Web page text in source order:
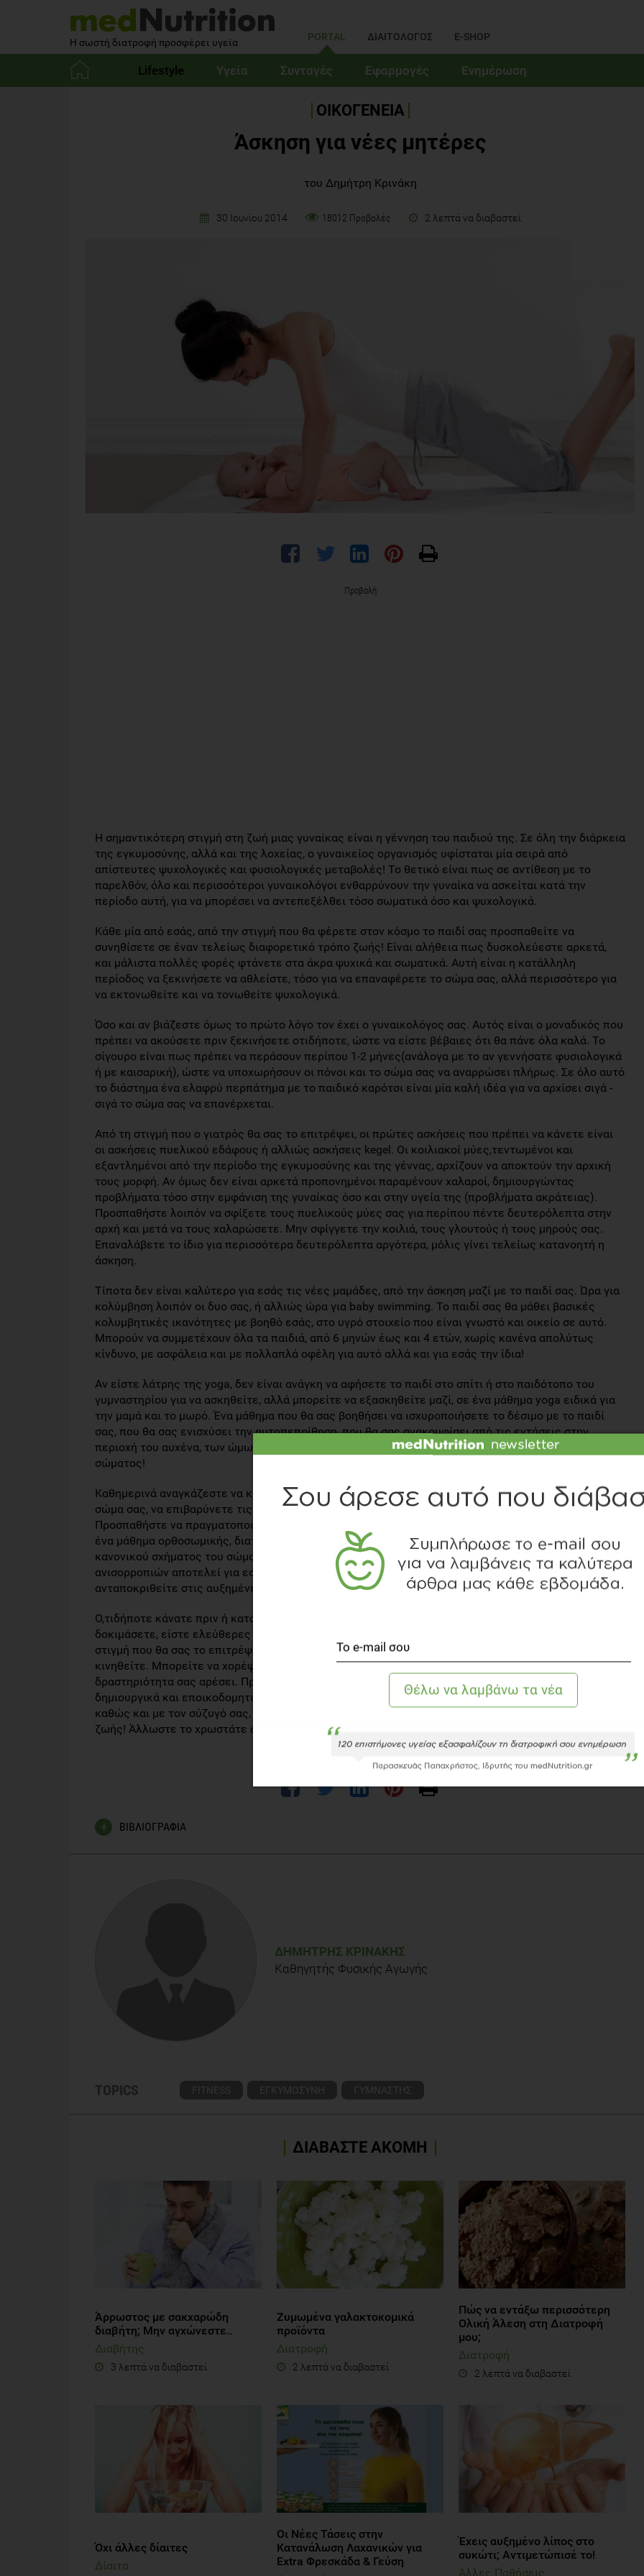
Η σωστή διατροφή προσφέρει υγεία PORTAL ΔΙΑΙΤΟΛΟΓΟΣ E-SHOP
Lifestyle Υγεία Συνταγές Εφαρμογές Ενημέρωση
ΟΙΚΟΓΕΝΕΙΑ
Άσκηση για νέες μητέρες
του Δημήτρη Κρινάκη
30 Ιουνίου 2014 18012 Προβολές 2 λεπτά να διαβαστεί
Προβολή
Η σημαντικότερη στιγμή στη ζωή μιας γυναίκας είναι η γέννηση του παιδιού της. Σε όλη την διάρκεια
της εγκυμοσύνης, αλλά και της λοχείας, ο γυναικείος οργανισμός υφίσταται μία σειρά από
απίστευτες ψυχολογικές και φυσιολογικές μεταβολές! Το θετικό είναι πως σε αντίθεση με το
παρελθόν, όλο και περισσότεροι γυναικολόγοι ενθαρρύνουν την γυναίκα να ασκείται κατά την
περίοδο αυτή, για να μπορέσει να αντεπεξέλθει τόσο σωματικά όσο και ψυχολογικά.
Κάθε μία από εσάς, από την στιγμή που θα φέρετε στον κόσμο το παιδί σας προσπαθείτε να
συνηθίσετε σε έναν τελείως διαφορετικό τρόπο ζωής! Είναι αλήθεια πως δυσκολεύεστε αρκετά,
και μάλιστα πολλές φορές φτάνετε στα άκρα ψυχικά και σωματικά. Αυτή είναι η κατάλληλη
περίοδος να ξεκινήσετε να αθλείστε, τόσο για να επαναφέρετε το σώμα σας, αλλά περισσότερο για
να εκτονωθείτε και να τονωθείτε ψυχολογικά.
Όσο και αν βιάζεστε όμως το πρώτο λόγο τον έχει ο γυναικολόγος σας. Αυτός είναι ο μοναδικός που
πρέπει να ακούσετε πριν ξεκινήσετε οτιδήποτε, ώστε να είστε βέβαιες ότι θα πάνε όλα καλά. Το
σίγουρο είναι πως πρέπει να περάσουν περίπου 1-2 μήνες(ανάλογα με το αν γεννήσατε φυσιολογικά
ή με καισαρική), ώστε να υποχωρήσουν οι πόνοι και το σώμα σας να αναρρώσει πλήρως. Σε όλο αυτό
το διάστημα ένα ελαφρύ περπάτημα με το παιδικό καρότσι είναι μία καλή ιδέα για να αρχίσει σιγά -
σιγά το σώμα σας να επανέρχεται.
Από τη στιγμή που ο γιατρός θα σας το επιτρέψει, οι πρώτες ασκήσεις που πρέπει να κάνετε είναι
οι ασκήσεις πυελικού εδάφους ή αλλιώς ασκήσεις kegel. Οι κοιλιακοί μύες,τεντωμένοι και
εξαντλημένοι από την περίοδο της εγκυμοσύνης και της γέννας, αρχίζουν να αποκτούν την αρχική
τους μορφή. Αν όμως δεν είναι αρκετά προπονημένοι παραμένουν χαλαροί, δημιουργώντας
προβλήματα τόσο στην εμφάνιση της γυναίκας όσο και στην υγεία της (προβλήματα ακράτειας).
Προσπαθήστε λοιπόν να σφίξετε τους πυελικούς μύες σας για περίπου πέντε δευτερόλεπτα στην
αρχή και μετά να τους χαλαρώσετε. Μην σφίγγετε την κοιλιά, τους γλουτούς ή τους μηρούς σας.
Επαναλάβετε το ίδιο για περισσότερα δευτερόλεπτα αργότερα, μόλις γίνει τελείως κατανοητή η
άσκηση.
Τίποτα δεν είναι καλύτερο για εσάς τις νέες μαμάδες, από την άσκηση μαζί με το παιδί σας. Ώρα για
κολύμβηση λοιπόν οι δυο σας, ή αλλιώς ώρα για baby swimming. Το παιδί σας θα μάθει βασικές
κολυμβητικές ικανότητες με βοηθό εσάς, στο υγρό στοιχείο που είναι γνωστό και οικείο σε αυτό.
Μπορούν να συμμετέχουν όλα τα παιδιά, από 6 μηνών έως και 4 ετών, χωρίς κανένα απολύτως
κίνδυνο, με ασφάλεια και με πολλαπλά οφέλη για αυτό αλλά και για εσάς την ίδια!
Αν είστε λάτρης της yoga, δεν είναι ανάγκη να αφήσετε το παιδί στο σπίτι ή στο παιδότοπο του
γυμναστηρίου για να ασκηθείτε, αλλά μπορείτε να εξασκηθείτε μαζί, σε ένα μάθημα yoga ειδικά για
την μαμά και το μωρό. Ένα μάθημα που θα σας βοηθήσει να ισχυροποιήσετε το δέσιμο με το παιδί
σας, που θα σας ενισχύσει την αυτοπεποίθηση, που θα σας ανακουφίσει από τις εντάσεις στην
περιοχή του αυχένα, των ώμων και τηςπλάτης και θα δυναμώσει τις αδύναμες περιοχές του
σώματος!
Καθημερινά αναγκάζεστε να κουβαλάτε βάρος, να θηλάζετε, να παίρνετε περίεργες θέσεις με το
σώμα σας, να επιβαρύνετε τις αρθρώσεις σας, τον αυχένα σας, την μέσησας και τα γόνατά σας.
Προσπαθήστε να πραγματοποιείται συχνά απλές διατατικές ασκήσεις στο σπίτι ή παρακολουθείστε
ένα μάθημα ορθοσωμικής, διατάσεων ή pilatesστο κοντινό σας γυμναστήριο. Η αποκατάσταση του
κανονικού σχήματος του σώματός σας και η πρόληψη -αποκατάσταση των μυοσκελετικών
ανισορροπιών αποτελεί για εσάς προτεραιότητα, για να συνεχίσετε να έχετε μία υγιή ζωή και να
ανταποκριθείτε στις αυξημένες απαιτήσεις της μητρότητας!
Ο,τιδήποτε κάνατε πριν ή κατά την εγκυμοσύνη και σας άρεσε ή ο,τιδήποτε καινούριο θέλετε να
δοκιμάσετε, είστε ελεύθερες να το πραγματοποιήσετε. Δεν υπάρχει κανένας περιορισμός, από τη
στιγμή που θα σας το επιτρέψει ο γυναικολόγος σας, να ασκηθείτε, να δραστηριοποιηθείτε, να
κινηθείτε. Μπορείτε να χορέψετε, να τρέξετε, να ποδηλατήσετε, να ασχοληθείτε με όποια
δραστηριότητα σας αρέσει. Προσπαθήστε να εκμεταλλευτείτε τον ελάχιστο ελεύθερο χρόνο σας
δημιουργικά και εποικοδομητικά. Γίνετε το καλό παράδειγμα για το παιδί σας, γυμναστείτε μαζί του
καθώς και με τον σύζυγό σας, βγείτε έξω, βρεθείτε κοντά στην φύση και αποκτήστε έναν υγιή τρόπο
ζωής! Άλλωστε το χρωστάτε στο εαυτό σας και στο παιδί σας!
ΒΙΒΛΙΟΓΡΑΦΙΑ
ΔΗΜΉΤΡΗΣ ΚΡΙΝΆΚΗΣ
Καθηγητής Φυσικής Αγωγής
TOPICS FITNESS ΕΓΚΥΜΟΣΥΝΗ ΓΥΜΝΑΣΤΗΣ
ΔΙΑΒΑΣΤΕ ΑΚΟΜΗ
Άρρωστος με σακχαρώδη
διαβήτη; Μην αγχώνεστε..
Διαβήτης
3 λεπτά να διαβαστεί
Ζυμωμένα γαλακτοκομικά
προϊόντα
Διατροφή
2 λεπτά να διαβαστεί
Πώς να εντάξω περισσότερη
Ολική Άλεση στη Διατροφή
μου;
Διατροφή
2 λεπτά να διαβαστεί
Όχι άλλες δίαιτες
Δίαιτα
Οι Νέες Τάσεις στην
Κατανάλωση Λαχανικών για
Extra Φρεσκάδα & Γεύση
Έχεις αυξημένο λίπος στο
συκώτι; Αντιμετώπισέ το!
Άλλες Παθήσεις